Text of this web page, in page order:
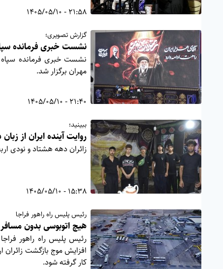
21:58 - 1405/05/10
گزارش تصویری؛
نشست خبری فرمانده
نشست خبری فرمانده سپاه
مهران برگزار شد.
21:40 - 1405/05/10
ببینید؛
روایت آینده ایران از
زائران دهه هشتاد و نودی
15:38 - 1405/05/10
رئیس پلیس راه راهور فراجا
هیچ اتوبوسی بدون
رئیس پلیس راه راهور
افزایش موج بازگشت زائران
کار گرفته شود.